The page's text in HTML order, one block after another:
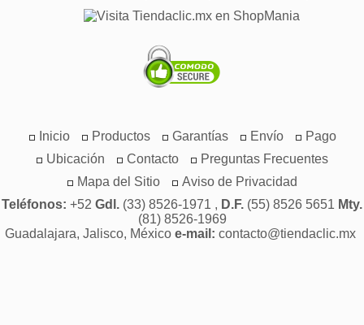
Inicio Productos Garantías Envío
Pago
Ubicación
Contacto
Preguntas Frecuentes
Mapa del Sitio
Aviso de Privacidad
Teléfonos: +52 Gdl. (33) 8526-1971 , D.F. (55) 8526 5651 Mty.
(81) 8526-1969
Guadalajara, Jalisco, México e-mail: contacto@tiendaclic.mx